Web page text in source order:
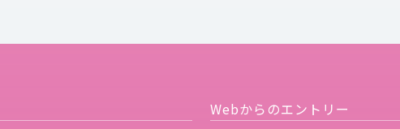
Webからのエントリー